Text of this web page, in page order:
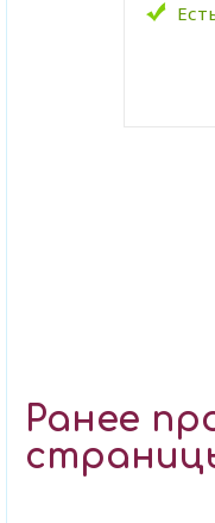
Ранее